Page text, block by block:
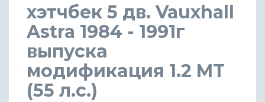
хэтчбек 5 дв. Vauxhall
Astra 1984 - 1991г
выпуска
модификация 1.2 MT
(55 л.с.)